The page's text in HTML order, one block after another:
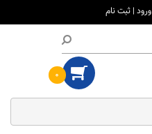
ورود | ثبت نام
۰